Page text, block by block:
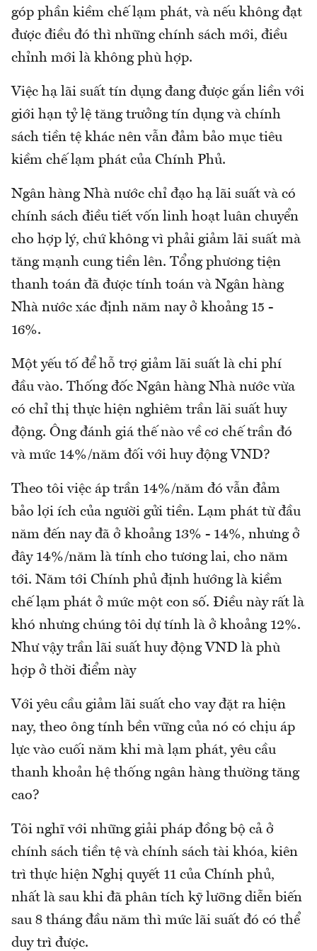
góp phần kiềm chế lạm phát, và nếu không đạt
được điều đó thì những chính sách mới, điều
chỉnh mới là không phù hợp.
Việc hạ lãi suất tín dụng đang được gắn liền với
giới hạn tỷ lệ tăng trưởng tín dụng và chính
sách tiền tệ khác nên vẫn đảm bảo mục tiêu
kiềm chế lạm phát của Chính Phủ.
Ngân hàng Nhà nước chỉ đạo hạ lãi suất và có
chính sách điều tiết vốn linh hoạt luân chuyển
cho hợp lý, chứ không vì phải giảm lãi suất mà
tăng mạnh cung tiền lên. Tổng phương tiện
thanh toán đã được tính toán và Ngân hàng
Nhà nước xác định năm nay ở khoảng 15 -
16%.
Một yếu tố để hỗ trợ giảm lãi suất là chi phí
đầu vào. Thống đốc Ngân hàng Nhà nước vừa
có chỉ thị thực hiện nghiêm trần lãi suất huy
động. Ông đánh giá thế nào về cơ chế trần đó
và mức 14%/năm đối với huy động VND?
Theo tôi việc áp trần 14%/năm đó vẫn đảm
bảo lợi ích của người gửi tiền. Lạm phát từ đầu
năm đến nay đã ở khoảng 13% - 14%, nhưng ở
đây 14%/năm là tính cho tương lai, cho năm
tới. Năm tới Chính phủ định hướng là kiềm
chế lạm phát ở mức một con số. Điều này rất là
khó nhưng chúng tôi dự tính là ở khoảng 12%.
Như vậy trần lãi suất huy động VND là phù
hợp ở thời điểm này
Với yêu cầu giảm lãi suất cho vay đặt ra hiện
nay, theo ông tính bền vững của nó có chịu áp
lực vào cuối năm khi mà lạm phát, yêu cầu
thanh khoản hệ thống ngân hàng thường tăng
cao?
Tôi nghĩ với những giải pháp đồng bộ cả ở
chính sách tiền tệ và chính sách tài khóa, kiên
trì thực hiện Nghị quyết 11 của Chính phủ,
nhất là sau khi đã phân tích kỹ lưỡng diễn biến
sau 8 tháng đầu năm thì mức lãi suất đó có thể
duy trì được.